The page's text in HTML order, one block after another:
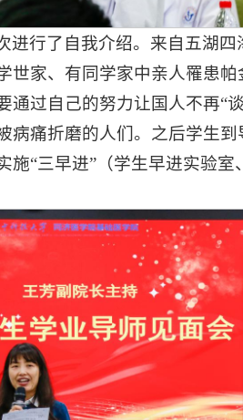
行了自我介绍。来自五湖
家、有同学家中亲人罹患
过自己的努力让国人不再“
痛折磨的人们。之后学生
“三早进”（学生早进实验室